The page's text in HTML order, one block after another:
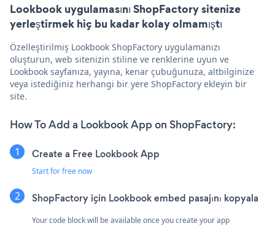
Lookbook uygulamasını ShopFactory sitenize
yerleştirmek hiç bu kadar kolay olmamıştı
Özelleştirilmiş Lookbook ShopFactory uygulamanızı
oluşturun, web sitenizin stiline ve renklerine uyun ve
Lookbook sayfanıza, yayına, kenar çubuğunuza, altbilginize
veya istediğiniz herhangi bir yere ShopFactory ekleyin bir
site.
How To Add a Lookbook App on ShopFactory:
Create a Free Lookbook App
Start for free now
ShopFactory için Lookbook embed pasajını kopyala
Your code block will be available once you create your app